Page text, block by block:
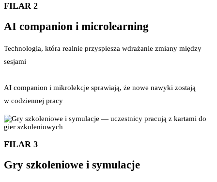
FILAR 2
AI companion i microlearning
Technologia, która realnie przyspiesza wdrażanie zmiany między
sesjami
AI companion i mikrolekcje sprawiają, że nowe nawyki zostają
w codziennej pracy
FILAR 3
Gry szkoleniowe i symulacje